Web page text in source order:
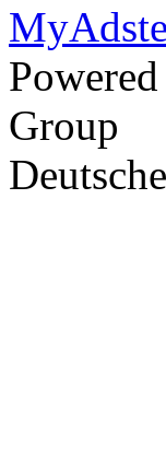
Group